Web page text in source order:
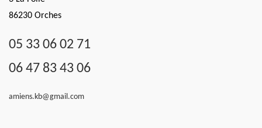
86230 Orches
05 33 06 02 71
06 47 83 43 06
amiens.kb@gmail.com